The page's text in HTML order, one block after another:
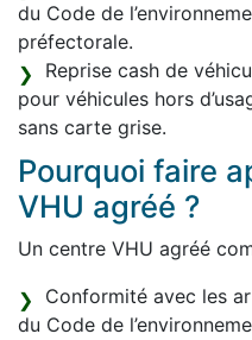
du Code de
préfectorale.
Reprise cash de
pour véhicules hors
sans carte grise.
Pourquoi faire
VHU agréé ?
Un centre VHU agréé
Conformité avec les
du Code de